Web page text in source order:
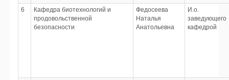
6
Кафедра биотехнологий и
продовольственной
безопасности
Федосеева
Наталья
Анатольевна
И.о.
заведующего
кафедрой